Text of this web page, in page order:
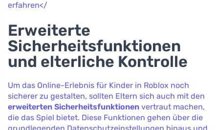
erfahren</
Erweiterte
Sicherheitsfunktionen
und elterliche Kontrolle
Um das Online-Erlebnis für Kinder in Roblox noch
sicherer zu gestalten, sollten Eltern sich auch mit den
erweiterten Sicherheitsfunktionen vertraut machen,
die das Spiel bietet. Diese Funktionen gehen über die